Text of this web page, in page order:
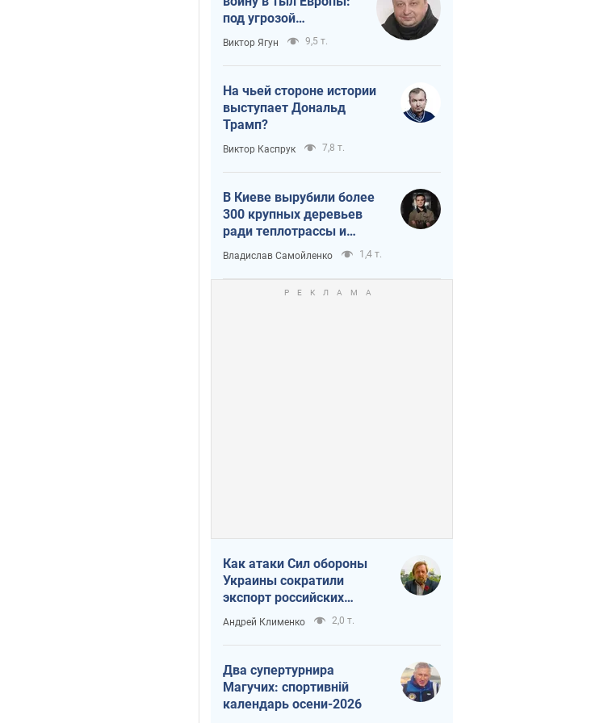
под угрозой
критическая
логистика
Виктор Ягун 9,5 т.
На чьей стороне истории
выступает Дональд
Трамп?
Виктор Каспрук 7,8 т.
В Киеве вырубили более
300 крупных деревьев
ради теплотрассы и
вопреки Генплану
Владислав Самойленко 1,4 т.
Как атаки Сил обороны
Украины сократили
экспорт российских
нефтепродуктов
Андрей Клименко 2,0 т.
Два супертурнира
Магучих: спортивній
календарь осени-2026